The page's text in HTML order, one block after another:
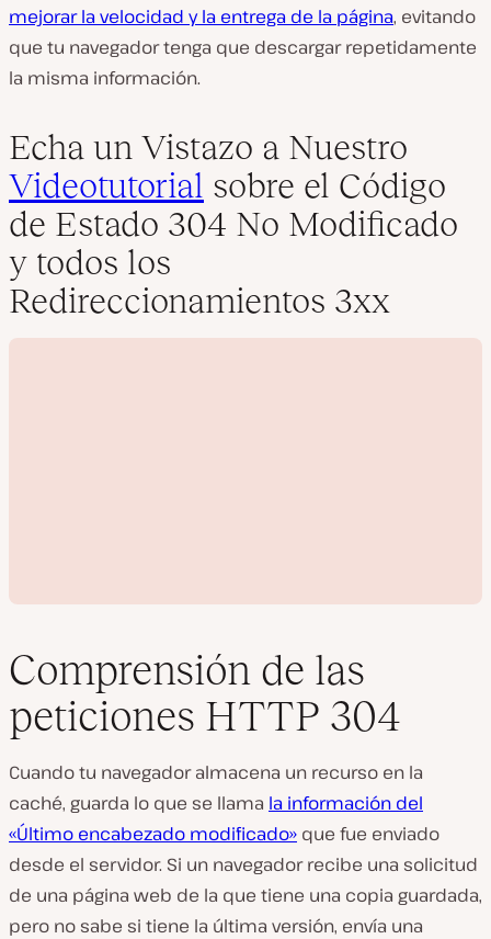
mejorar la velocidad y la entrega de la página, evitando
que tu navegador tenga que descargar repetidamente
la misma información.
Echa un Vistazo a Nuestro
Videotutorial sobre el Código
de Estado 304 No Modificado
y todos los
Redireccionamientos 3xx
p
o
d
u
c
i
r
v
í
Comprensión de las
peticiones HTTP 304
Cuando tu navegador almacena un recurso en la
caché, guarda lo que se llama la información del
«Último encabezado modificado» que fue enviado
desde el servidor. Si un navegador recibe una solicitud
de una página web de la que tiene una copia guardada,
pero no sabe si tiene la última versión, envía una